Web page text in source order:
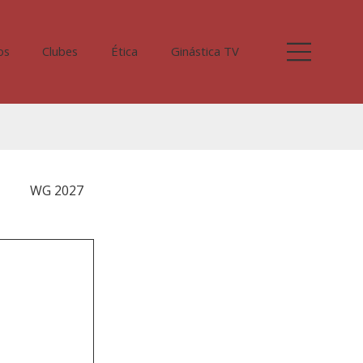
Clubes Ética Ginástica TV
WG 2027